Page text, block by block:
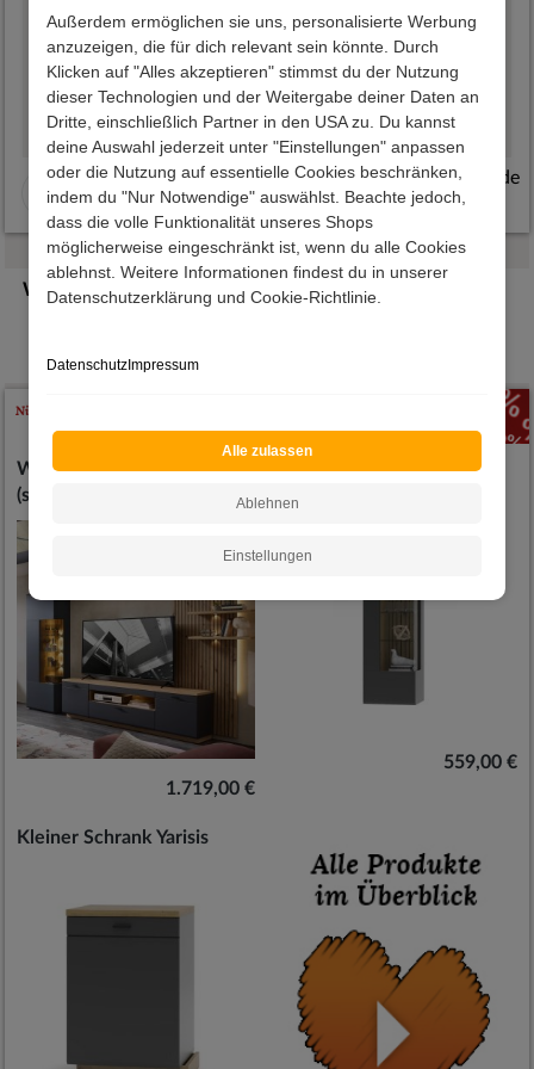
Außerdem ermöglichen sie uns, personalisierte Werbung
anzuzeigen, die für dich relevant sein könnte. Durch
Klicken auf "Alles akzeptieren" stimmst du der Nutzung
dieser Technologien und der Weitergabe deiner Daten an
Dritte, einschließlich Partner in den USA zu. Du kannst
deine Auswahl jederzeit unter "Einstellungen" anpassen
oder die Nutzung auf essentielle Cookies beschränken,
indem du "Nur Notwendige" auswählst. Beachte jedoch,
dass die volle Funktionalität unseres Shops
möglicherweise eingeschränkt ist, wenn du alle Cookies
ablehnst. Weitere Informationen findest du in unserer
Datenschutzerklärung und Cookie-Richtlinie.
DatenschutzImpressum
Alle zulassen
Ablehnen
Einstellungen
02.08.2026 17:54:49
Sehr schöne, stabile
Gartenmöbel, einfache,
übersichtliche
Bestellung, viele
Zahlungsmöglichkeiten
und sehr schnelle
01.08.2026 20:29:50
Wunderschöner Artikel,
(hochwertiges Holz-
Einzelbett), Farbe, alles
sehr schön, wie
abgebildet. Von
Bestellung bis Lieferung
alles bestens, auch der
Aufbau war gut zu
bewältigen. Gerne
eKomi.de
Weitere Angebote
Wohnwand Yarisis
(sechsteilig)
1.719,00 €
Wandvitrine Yarisis
559,00 €
Kleiner Schrank Yarisis